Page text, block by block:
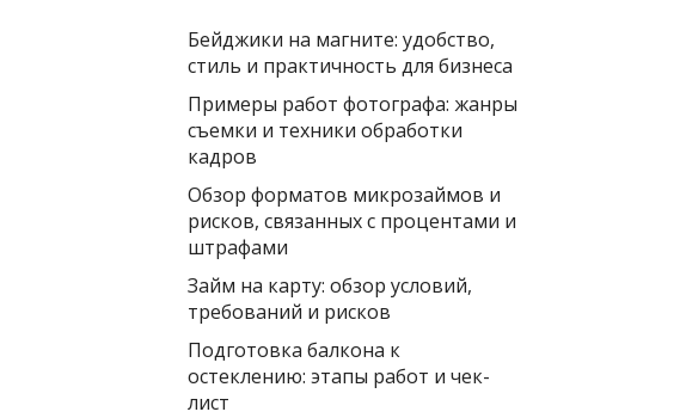
Бейджики на магните: удобство,
стиль и практичность для бизнеса
Примеры работ фотографа: жанры
съемки и техники обработки
кадров
Обзор форматов микрозаймов и
рисков, связанных с процентами и
штрафами
Займ на карту: обзор условий,
требований и рисков
Подготовка балкона к
остеклению: этапы работ и чек-
лист